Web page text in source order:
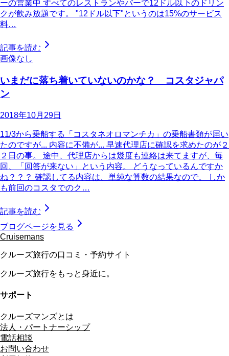
ーの営業中 すべてのレストランやバーで12ドル以下のドリン
クが飲み放題です。 "12ドル以下"というのは15%のサービス
料…
記事を読む
画像なし
いまだに落ち着いていないのかな？ コスタジャパ
ン
2018年10月29日
11/3から乗船する「コスタネオロマンチカ」の乗船書類が届い
たのですが... 内容に不備が... 早速代理店に確認を求めたのが２
２日の事。 途中、代理店からは幾度も連絡は来てますが、毎
回、「回答が来ない」という内容。 どうなっているんですか
ね？？？ 確認してる内容は、単純な算数の結果なので。 しか
も前回のコスタでのク…
記事を読む
ブログページを見る
Cruisemans
クルーズ旅行の口コミ・予約サイト
クルーズ旅行をもっと身近に。
サポート
クルーズマンズとは
法人・パートナーシップ
電話相談
お問い合わせ